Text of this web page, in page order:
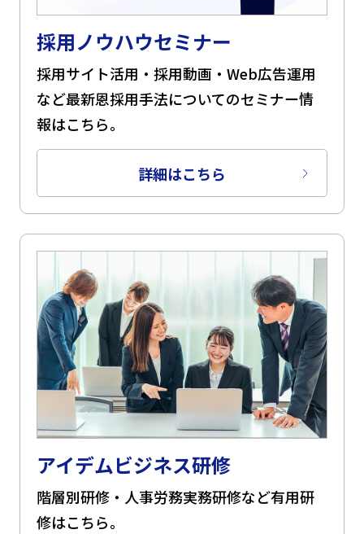
採用ノウハウセミナー
採用サイト活用・採用動画・Web広告運用
など最新恩採用手法についてのセミナー情
報はこちら。
詳細はこちら
アイデムビジネス研修
階層別研修・人事労務実務研修など有用研
修はこちら。